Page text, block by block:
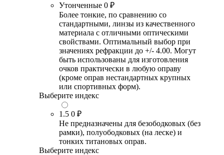
Утонченные 0 ₽
Более тонкие, по сравнению со
стандартными, линзы из качественного
материала с отличными оптическими
свойствами. Оптимальный выбор при
значениях рефракции до +/- 4.00. Могут
быть использованы для изготовления
очков практически в любую оправу
(кроме оправ нестандартных крупных
или спортивных форм).
Выберите индекс
1.5 0 ₽
Не предназначены для безободковых (без
рамки), полуободковых (на леске) и
тонких титановых оправ.
Выберите индекс